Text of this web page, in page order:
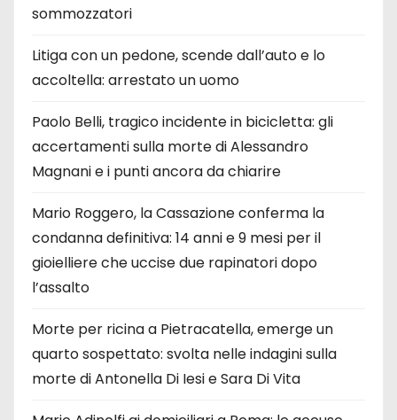
sommozzatori
Litiga con un pedone, scende dall’auto e lo
accoltella: arrestato un uomo
Paolo Belli, tragico incidente in bicicletta: gli
accertamenti sulla morte di Alessandro
Magnani e i punti ancora da chiarire
Mario Roggero, la Cassazione conferma la
condanna definitiva: 14 anni e 9 mesi per il
gioielliere che uccise due rapinatori dopo
l’assalto
Morte per ricina a Pietracatella, emerge un
quarto sospettato: svolta nelle indagini sulla
morte di Antonella Di Iesi e Sara Di Vita